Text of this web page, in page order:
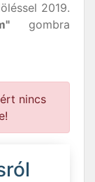
2019.
gombra
nincs